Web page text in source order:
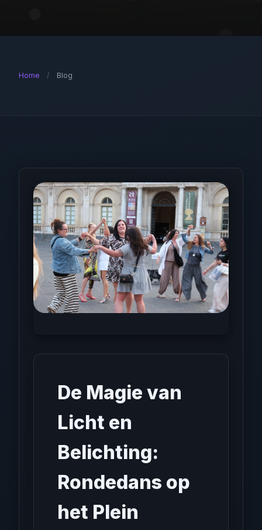
Home / Blog
De Magie van
Licht en
Belichting:
Rondedans op
het Plein